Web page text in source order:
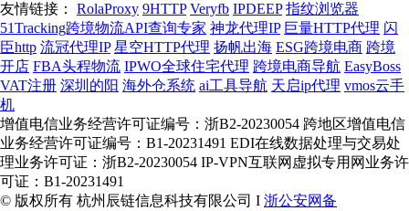
友情链接： RolaProxy 9HTTP Veryfb IPDEEP 指纹浏览器
51Tracking跨境物流API查询专家 神龙代理IP 巨量HTTP代理 闪
臣http 流冠代理IP 星空HTTP代理 扬帆出海 ESG跨境电商 跨境
开店 FBA头程物流 IPWO全球住宅代理 跨境电商导航 EasyBoss
VAT注册 深圳的阳 海外仓系统 ai工具导航 天启ip代理 vmos云手
机
增值电信业务经营许可证编号：浙B2-20230054 跨地区增值电信
业务经营许可证编号：B1-20231491 EDI在线数据处理与交易处
理业务许可证：浙B2-20230054 IP-VPN互联网虚拟专用网业务许
可证：B1-20231491
© 版权所有 杭州辰链信息科技有限公司 I 浙公安网备